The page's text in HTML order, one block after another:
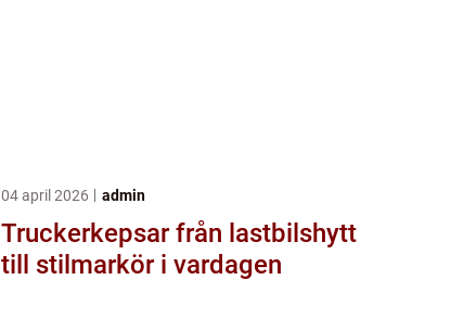
04 april 2026 admin
Truckerkepsar från lastbilshytt
till stilmarkör i vardagen